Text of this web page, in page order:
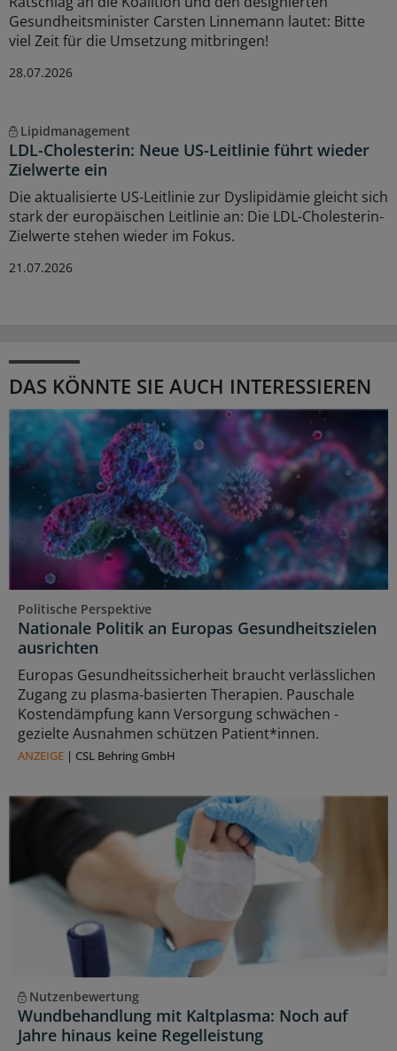
Gesundheitsminister Carsten Linnemann lautet: Bitte
viel Zeit für die Umsetzung mitbringen!
28.07.2026
Lipidmanagement
LDL-Cholesterin: Neue US-Leitlinie führt wieder
Zielwerte ein
Die aktualisierte US-Leitlinie zur Dyslipidämie gleicht sich
stark der europäischen Leitlinie an: Die LDL-Cholesterin-
Zielwerte stehen wieder im Fokus.
21.07.2026
DAS KÖNNTE SIE AUCH INTERESSIEREN
Politische Perspektive
Nationale Politik an Europas Gesundheitszielen
ausrichten
Europas Gesundheitssicherheit braucht verlässlichen
Zugang zu plasma‑basierten Therapien. Pauschale
Kostendämpfung kann Versorgung schwächen -
gezielte Ausnahmen schützen Patient*innen.
ANZEIGE | CSL Behring GmbH
Nutzenbewertung
Wundbehandlung mit Kaltplasma: Noch auf
Jahre hinaus keine Regelleistung